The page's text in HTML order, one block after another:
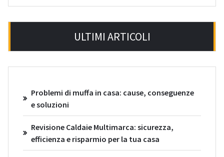
ULTIMI ARTICOLI
Problemi di muffa in casa: cause, conseguenze
e soluzioni
Revisione Caldaie Multimarca: sicurezza,
efficienza e risparmio per la tua casa